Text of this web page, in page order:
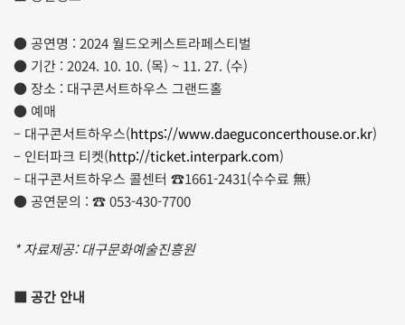
● 공연명 : 2024 월드오케스트라페스티벌
● 기간 : 2024. 10. 10. (목) ~ 11. 27. (수)
● 장소 : 대구콘서트하우스 그랜드홀
● 예매
– 대구콘서트하우스(https://www.daeguconcerthouse.or.kr)
– 인터파크 티켓(http://ticket.interpark.com)
– 대구콘서트하우스 콜센터 ☎1661-2431(수수료 無)
● 공연문의 : ☎ 053-430-7700
* 자료제공: 대구문화예술진흥원
■ 공간 안내